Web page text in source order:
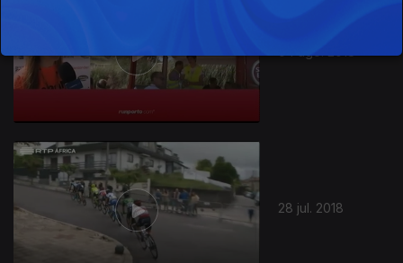
04 ago. 2018
28 jul. 2018